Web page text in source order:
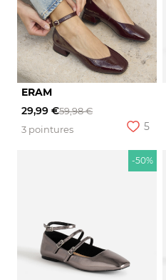
ERAM
29,99 €59,98 €
3 pointures
5
-50%